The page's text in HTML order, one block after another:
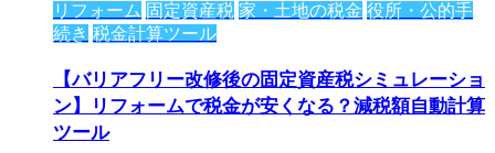
リフォーム 固定資産税 家・土地の税金 役所・公的手
続き 税金計算ツール
【バリアフリー改修後の固定資産税シミュレーショ
ン】リフォームで税金が安くなる？減税額自動計算
ツール